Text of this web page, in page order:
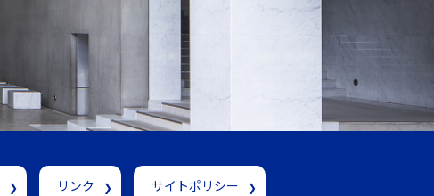
リンク サイトポリシー